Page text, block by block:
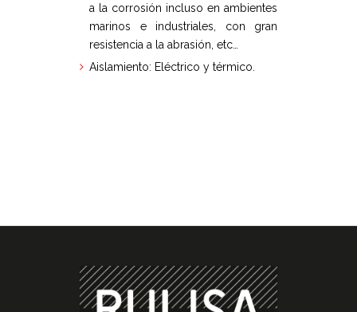
a la corrosión incluso en ambientes
marinos e industriales, con gran
resistencia a la abrasión, etc…
Aislamiento: Eléctrico y térmico.